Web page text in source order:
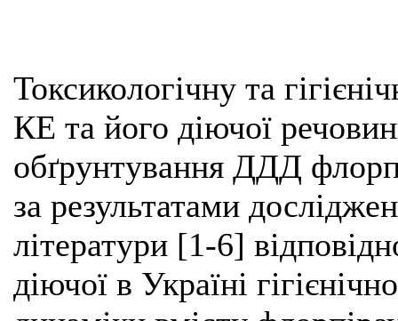
Токсикологічну та
КЕ та його діючої
обґрунтування ДДД
за результатами
літератури [1-6]
діючої в Україні